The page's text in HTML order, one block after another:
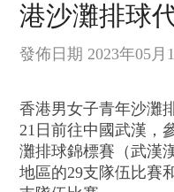
港沙灘排球
發佈日期 2023年05月
香港男女子青年沙灘
21日前往中國武漢，
灘排球錦標賽（武漢
地區的29支隊伍比賽